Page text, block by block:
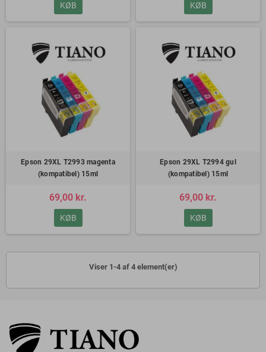
KØB KØB
Epson 29XL T2993 magenta
(kompatibel) 15ml
69,00 kr.
KØB
Epson 29XL T2994 gul
(kompatibel) 15ml
69,00 kr.
KØB
Viser 1-4 af 4 element(er)